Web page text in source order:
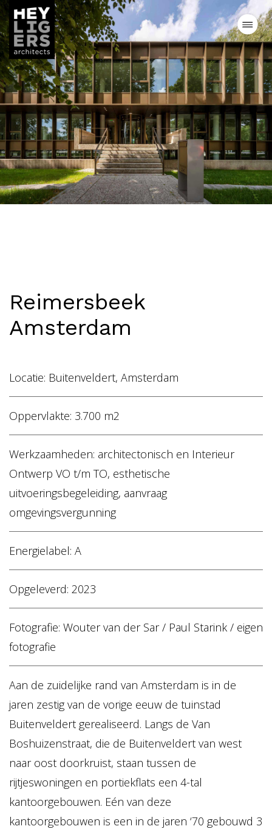
Projecten
Nieuws
Visie
Team
Vacatures
Reimersbeek
Amsterdam
Locatie: Buitenveldert, Amsterdam
Oppervlakte: 3.700 m2
Werkzaamheden: architectonisch en Interieur
Ontwerp VO t/m TO, esthetische
uitvoeringsbegeleiding, aanvraag
omgevingsvergunning
Energielabel: A
Opgeleverd: 2023
Fotografie: Wouter van der Sar / Paul Starink / eigen
fotografie
Aan de zuidelijke rand van Amsterdam is in de
jaren zestig van de vorige eeuw de tuinstad
Buitenveldert gerealiseerd. Langs de Van
Boshuizenstraat, die de Buitenveldert van west
naar oost doorkruist, staan tussen de
rijtjeswoningen en portiekflats een 4-tal
kantoorgebouwen. Eén van deze
kantoorgebouwen is een in de jaren ‘70 gebouwd 3